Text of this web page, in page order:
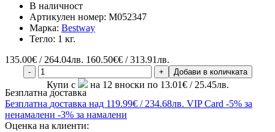
В наличност
Артикулен номер: M052347
Марка: Bestway
Тегло: 1 кг.
135.00€ / 264.04лв. 160.50€€ / 313.91лв.
- + Добави в количката
Купи с на 12 вноски по 13.01€ / 25.45лв.
Безплатна доставка
Безплатна доставка над 119.99€ / 234.68лв. VIP Card -5% за
ненамалени -3% за намалени
Оценка на клиенти: